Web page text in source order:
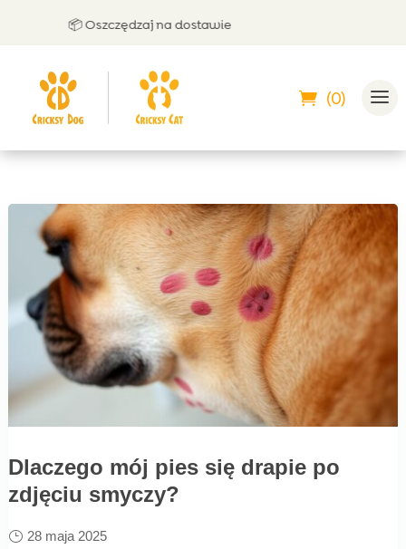
📦 Oszczędzaj na dostawie
(0)
Dlaczego mój pies się drapie po
zdjęciu smyczy?
28 maja 2025